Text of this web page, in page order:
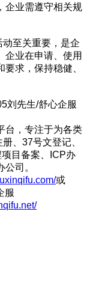
企业需遵守相关规
至关重要，是企
企业在申请、使用
求，保持稳健、
刘先生/舒心企服
台，专注于为各类
册、37号文登记、
目备案、ICP办
司。
或
服